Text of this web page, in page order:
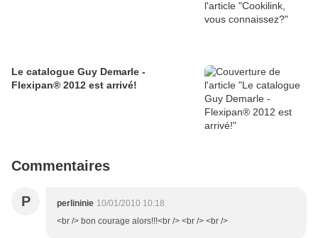
Le catalogue Guy Demarle -
Flexipan® 2012 est arrivé!
Commentaires
P perlininie 10/01/2010 10:18
<br /> bon courage alors!!!<br /> <br /> <br />